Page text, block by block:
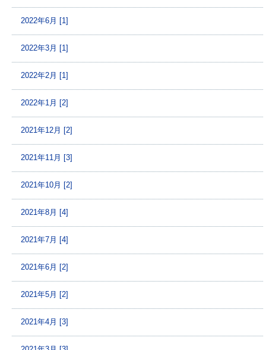
2022年6月 [1]
2022年3月 [1]
2022年2月 [1]
2022年1月 [2]
2021年12月 [2]
2021年11月 [3]
2021年10月 [2]
2021年8月 [4]
2021年7月 [4]
2021年6月 [2]
2021年5月 [2]
2021年4月 [3]